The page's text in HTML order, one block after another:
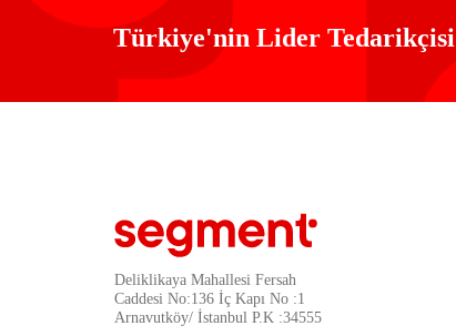
Türkiye'nin Lider Tedarikçisi
Deliklikaya Mahallesi Fersah
Caddesi No:136 İç Kapı No :1
Arnavutköy/ İstanbul P.K :34555